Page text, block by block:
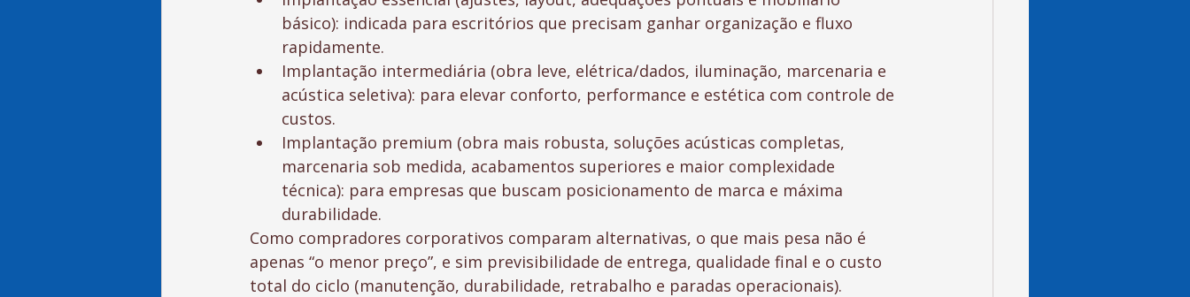
básico): indicada para escritórios que precisam ganhar organização e fluxo
rapidamente.
Implantação intermediária (obra leve, elétrica/dados, iluminação, marcenaria e
acústica seletiva): para elevar conforto, performance e estética com controle de
custos.
Implantação premium (obra mais robusta, soluções acústicas completas,
marcenaria sob medida, acabamentos superiores e maior complexidade
técnica): para empresas que buscam posicionamento de marca e máxima
durabilidade.
Como compradores corporativos comparam alternativas, o que mais pesa não é
apenas “o menor preço”, e sim previsibilidade de entrega, qualidade final e o custo
total do ciclo (manutenção, durabilidade, retrabalho e paradas operacionais).